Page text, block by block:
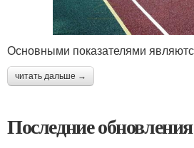
Основными показателями
читать дальше →
Последние